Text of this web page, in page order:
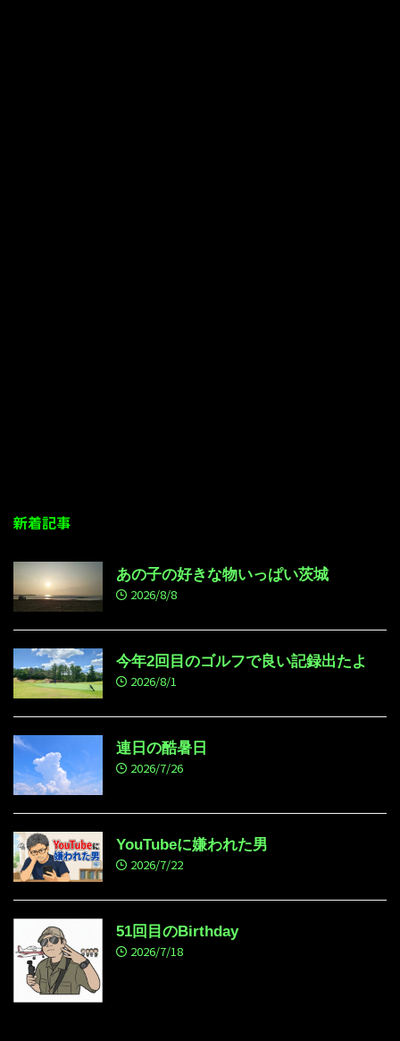
新着記事
あの子の好きな物いっぱい茨城
2026/8/8
今年2回目のゴルフで良い記録出たよ
2026/8/1
連日の酷暑日
2026/7/26
YouTubeに嫌われた男
2026/7/22
51回目のBirthday
2026/7/18